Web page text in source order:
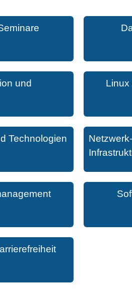
und
Linux
Technologien